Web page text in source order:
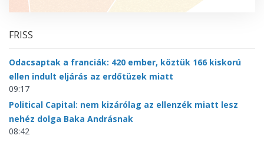
FRISS
Odacsaptak a franciák: 420 ember, köztük 166 kiskorú
ellen indult eljárás az erdőtüzek miatt
09:17
Political Capital: nem kizárólag az ellenzék miatt lesz
nehéz dolga Baka Andrásnak
08:42